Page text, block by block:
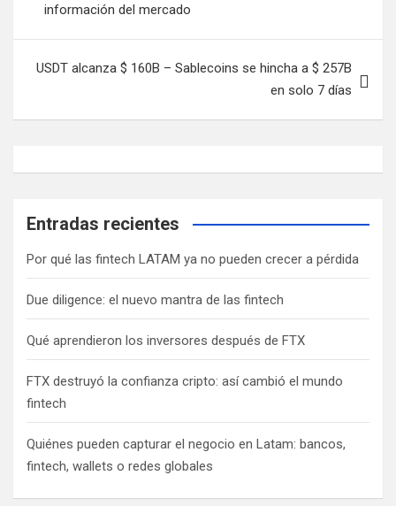
e
c
ó
información del mercado
USDT alcanza $ 160B – Sablecoins se hincha a $ 257B
en solo 7 días
Entradas recientes
Por qué las fintech LATAM ya no pueden crecer a pérdida
Due diligence: el nuevo mantra de las fintech
Qué aprendieron los inversores después de FTX
FTX destruyó la confianza cripto: así cambió el mundo
fintech
Quiénes pueden capturar el negocio en Latam: bancos,
fintech, wallets o redes globales